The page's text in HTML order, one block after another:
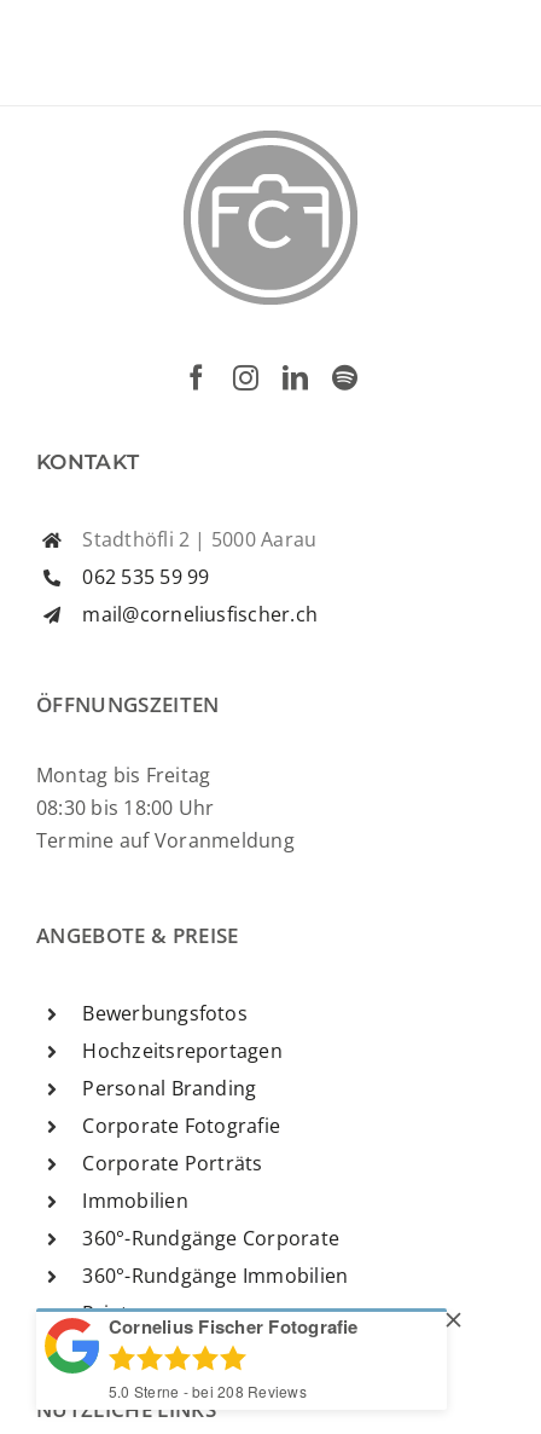
KONTAKT
Stadthöfli 2 | 5000 Aarau
062 535 59 99
mail@corneliusfischer.ch
ÖFFNUNGSZEITEN
Montag bis Freitag
08:30 bis 18:00 Uhr
Termine auf Voranmeldung
ANGEBOTE & PREISE
Bewerbungsfotos
Hochzeitsreportagen
Personal Branding
Corporate Fotografie
Corporate Porträts
Immobilien
360°-Rundgänge Corporate
360°-Rundgänge Immobilien
Prints
NÜTZLICHE LINKS
Cornelius Fischer Fotografie
5.0 Sterne - bei208 Reviews